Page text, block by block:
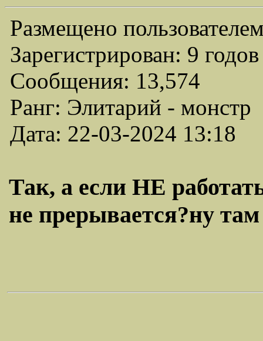
Размещено
Зарегистрирован: 9
Сообщения: 13,574
Ранг: Элитарий - монстр
Дата: 22-03-2024 13:18
Так, а если НЕ
не прерывается?ну